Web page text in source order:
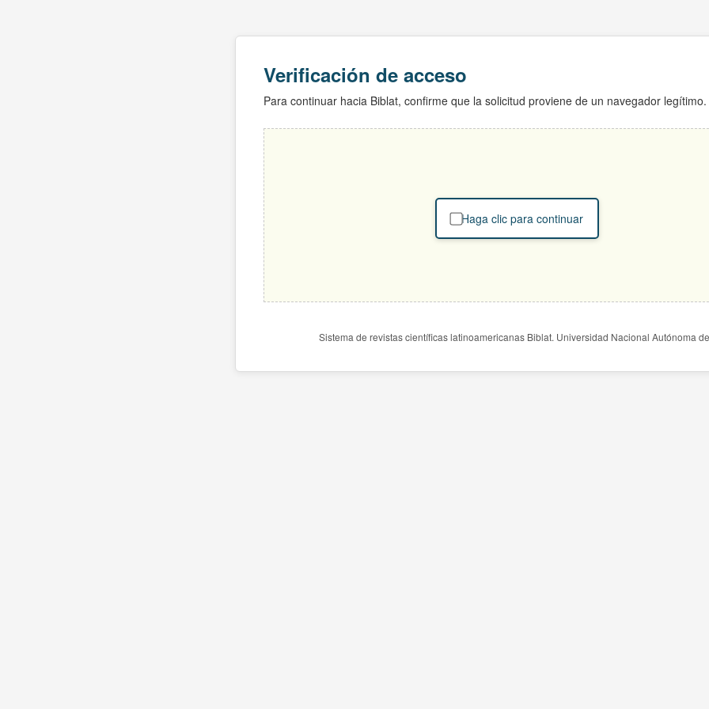
Verificación de acceso
Para continuar hacia Biblat, confirme que la solicitud proviene de un navegador legítimo.
Haga clic para continuar
Sistema de revistas científicas latinoamericanas Biblat. Universidad Nacional Autónoma